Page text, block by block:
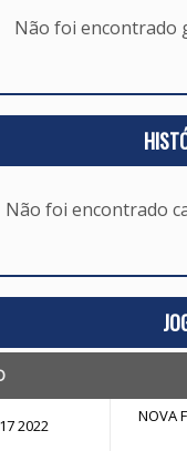
Não foi encontrado
Não foi encontrado
2022 NOVA